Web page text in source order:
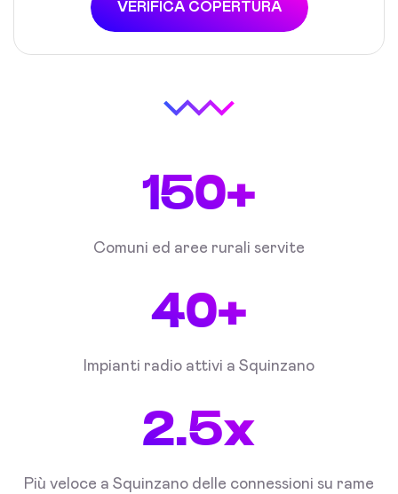
VERIFICA COPERTURA
150+
Comuni ed aree rurali servite
40+
Impianti radio attivi a Squinzano
2.5x
Più veloce a Squinzano delle connessioni su rame